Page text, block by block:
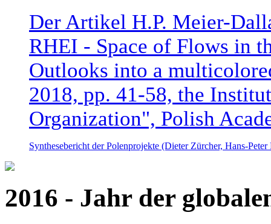
Der Artikel H.P. Meier-
RHEI - Space of Flows in
Outlooks into a
2018, pp. 41-58, the
Organization", Polish
Synthesebericht der Polenprojekte (Dieter Zürcher, Hans-
2016 - Jahr der